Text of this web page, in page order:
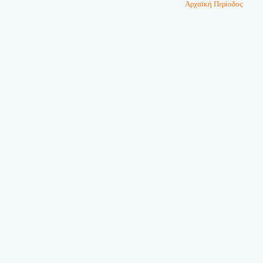
Αρχαϊκή Περίοδος